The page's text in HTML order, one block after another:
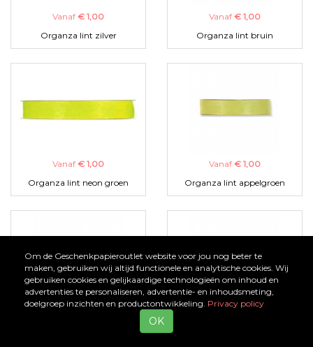
Vanaf € 1,00
Organza lint zilver
Vanaf € 1,00
Organza lint bruin
Vanaf € 1,00
Organza lint neon groen
Vanaf € 1,00
Organza lint appelgroen
Vanaf Vanaf€ 1,00
Om de Geschenkpapieroutlet website voor jou nog beter te
maken, gebruiken wij altijd functionele en analytische cookies. Wij
gebruiken cookies en gelijkaardige technologieën om inhoud en
advertenties te personaliseren, advertentie- en inhoudsmeting,
doelgroep inzichten en productontwikkeling. Privacy policy
OK